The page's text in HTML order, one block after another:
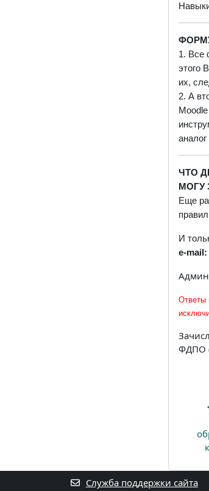
1. Все
этого
их,
2. А
аналог
ЧТО
МОГУ
Еще
И
e-
Ответы
ФДПО
Служба поддержки сайта